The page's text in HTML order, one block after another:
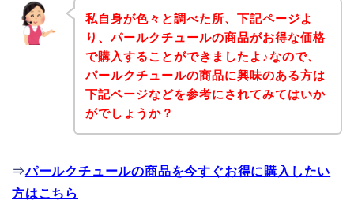
私自身が色々と調べた所、下記ページよ
り、パールクチュールの商品がお得な価格
で購入することができましたよ♪なので、
パールクチュールの商品に興味のある方は
下記ページなどを参考にされてみてはいか
がでしょうか？
⇒パールクチュールの商品を今すぐお得に購入したい
方はこちら